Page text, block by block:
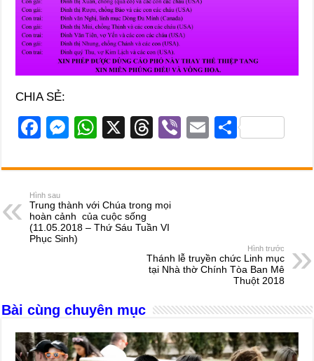
CHIA SẺ:
F
c
e
b
o
M
ss
n
g
W
at
A
p
X
T
e
d
s
Vi
er
E
ail
S
ar
Hình sau
Trung thành với Chúa trong mọi
hoàn cảnh của cuộc sống
(11.05.2018 – Thứ Sáu Tuần VI
Phục Sinh)
Hình trước
Thánh lễ truyền chức Linh mục
tại Nhà thờ Chính Tòa Ban Mê
Thuột 2018
Bài cùng chuyên mục